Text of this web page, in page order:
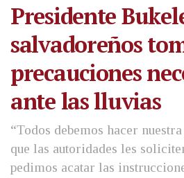
Presidente
salvadoreños
precauciones
ante las lluvias
“Todos debemos hacer
que las autoridades les
pedimos acatar las